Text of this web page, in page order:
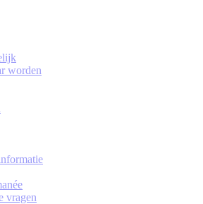
worden
vragen